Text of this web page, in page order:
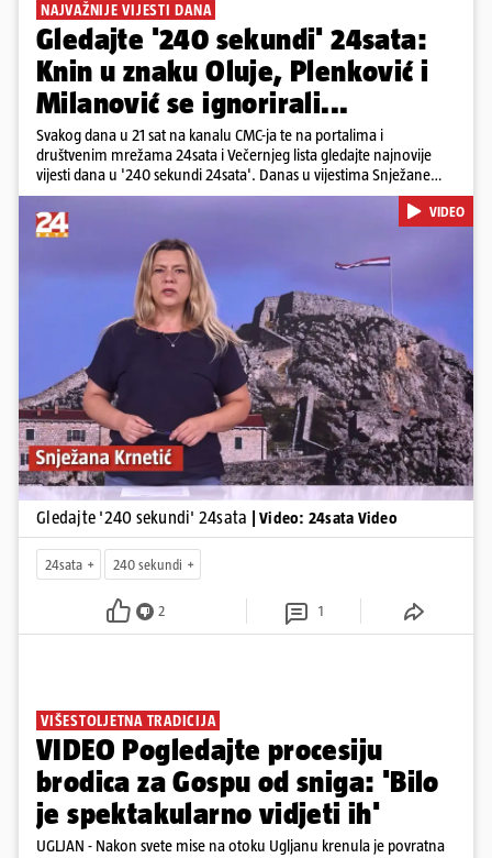
NAJVAŽNIJE VIJESTI DANA
Gledajte '240 sekundi' 24sata:
Knin u znaku Oluje, Plenković i
Milanović se ignorirali...
Svakog dana u 21 sat na kanalu CMC-ja te na portalima i
društvenim mrežama 24sata i Večernjeg lista gledajte najnovije
vijesti dana u '240 sekundi 24sata'. Danas u vijestima Snježane
Krnetić: Hrvatska je obilježila 31. obljetnicu Oluje, a pažnju je
privuklo ignoriranje predsjednika Zorana Milanovića i premijera
Andreja Plenkovića u Kninu. Donosimo i detalje o većim
braniteljskim mirovinama, apelu obitelji Hrvata u komi u Irskoj,
upozorenjima nakon nove tragedije na električnom romobilu te
smanjenju proizvodnje u nuklearnoj elektrani Krško.
Pokretanje videa...
VIDEO
Gledajte '240 sekundi' 24sata | Video: 24sata Video
24sata 240 sekundi
2 1
VIŠESTOLJETNA TRADICIJA
VIDEO Pogledajte procesiju
brodica za Gospu od sniga: 'Bilo
je spektakularno vidjeti ih'
UGLJAN - Nakon svete mise na otoku Ugljanu krenula je povratna